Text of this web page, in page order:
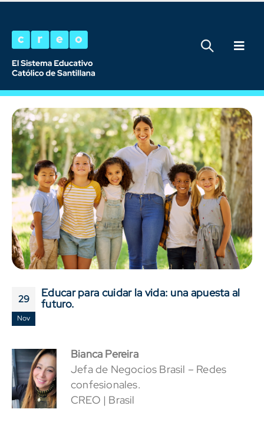
29
Nov
Educar para cuidar la vida: una apuesta al
futuro.
Bianca Pereira
Jefa de Negocios Brasil – Redes
confesionales.
CREO | Brasil